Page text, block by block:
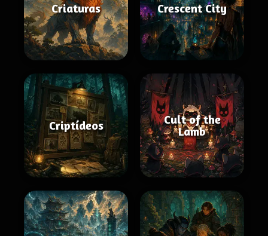
Criaturas Crescent City
Criptídeos
Cult of the
Lamb